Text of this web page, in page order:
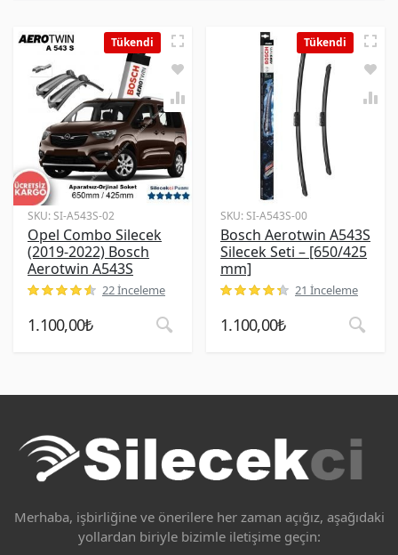
Tükendi
SKU:SI-A543S-02
Opel Combo Silecek
(2019-2022) Bosch
Aerotwin A543S
22 İnceleme
1.100,00₺
Tükendi
SKU:SI-A543S-00
Bosch Aerotwin A543S
Silecek Seti – [650/425
mm]
21 İnceleme
1.100,00₺
Merhaba, işbirliğine ve önerilere her zaman açığız, aşağıdaki
yollardan biriyle bizimle iletişime geçin: